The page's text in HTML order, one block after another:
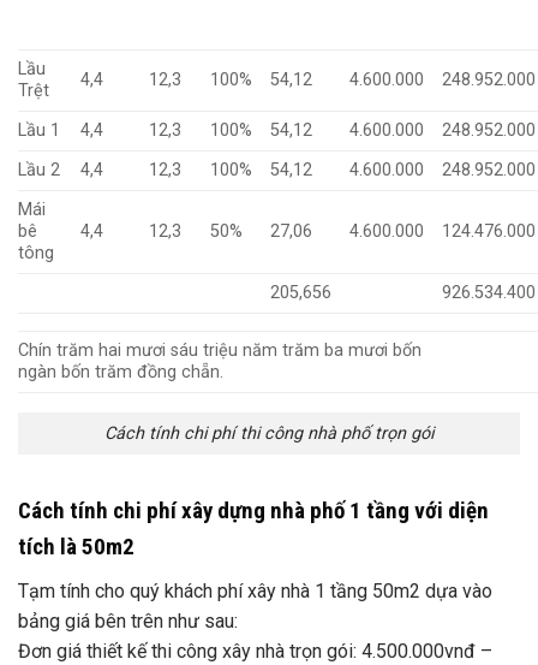
Lầu
Trệt
4,4 12,3 100% 54,12 4.600.000 248.952.000
Lầu 1 4,4 12,3 100% 54,12 4.600.000
248.952.000
Lầu 2
4,4 12,3 100% 54,12 4.600.000
248.952.000
Mái
bê
tông
4,4 12,3 50% 27,06 4.600.000 124.476.000
205,656 926.534.400
Chín trăm hai mươi sáu triệu năm trăm ba mươi bốn
ngàn bốn trăm đồng chẵn.
Cách tính chi phí thi công nhà phố trọn gói
Cách tính chi phí xây dựng nhà phố 1 tầng với diện
tích là 50m2
Tạm tính cho quý khách phí xây nhà 1 tầng 50m2 dựa vào
bảng giá bên trên như sau:
Đơn giá thiết kế thi công xây nhà trọn gói: 4.500.000vnđ –